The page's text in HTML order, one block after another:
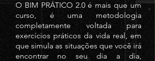
O BIM PRÁTICO 2.0 é mais que um
curso, é uma metodologia
completamente voltada para
exercícios práticos da vida real, em
que simula as situações que você irá
encontrar no seu dia a dia,